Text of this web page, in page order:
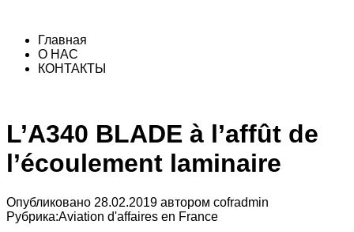
Главная
О НАС
КОНТАКТЫ
L’A340 BLADE à l’affût de
l’écoulement laminaire
Опубликовано 28.02.2019 автором cofradmin
Рубрика:Aviation d'affaires en France